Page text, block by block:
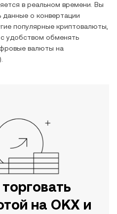
в реальном времени. Вы
о конвертации
популярные криптовалюты,
удобством обменять
валюты на
).
на OKX и